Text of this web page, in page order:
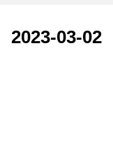
2023-03-02